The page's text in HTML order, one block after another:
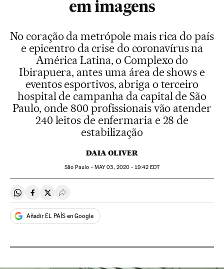
em imagens
No coração da metrópole mais rica do país
e epicentro da crise do coronavírus na
América Latina, o Complexo do
Ibirapuera, antes uma área de shows e
eventos esportivos, abriga o terceiro
hospital de campanha da capital de São
Paulo, onde 800 profissionais vão atender
240 leitos de enfermaria e 28 de
estabilização
DAIA OLIVER
São Paulo - MAY03, 2020 - 19:42EDT
Compartir en Whatsapp
Compartir en Facebook
Compartir en Twitter
Desplegar Redes Sociales
Añadir EL PAÍS en Google